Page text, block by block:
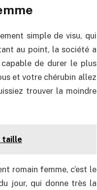
simple de visu, qui
au point, la société a
de durer le plus
et votre chérubin allez
trouver la moindre
taille
romain femme, c’est le
jour, qui donne très la